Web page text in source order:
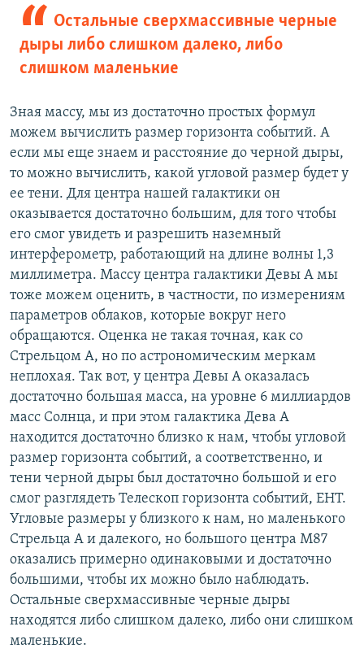
Остальные сверхмассивные черные
дыры либо слишком далеко, либо
слишком маленькие
Зная массу, мы из достаточно простых формул
можем вычислить размер горизонта событий. А
если мы еще знаем и расстояние до черной дыры,
то можно вычислить, какой угловой размер будет у
ее тени. Для центра нашей галактики он
оказывается достаточно большим, для того чтобы
его смог увидеть и разрешить наземный
интерферометр, работающий на длине волны 1,3
миллиметра. Массу центра галактики Девы А мы
тоже можем оценить, в частности, по измерениям
параметров облаков, которые вокруг него
обращаются. Оценка не такая точная, как со
Стрельцом А, но по астрономическим меркам
неплохая. Так вот, у центра Девы А оказалась
достаточно большая масса, на уровне 6 миллиардов
масс Солнца, и при этом галактика Дева А
находится достаточно близко к нам, чтобы угловой
размер горизонта событий, а соответственно, и
тени черной дыры был достаточно большой и его
смог разглядеть Телескоп горизонта событий, EHT.
Угловые размеры у близкого к нам, но маленького
Стрельца А и далекого, но большого центра M87
оказались примерно одинаковыми и достаточно
большими, чтобы их можно было наблюдать.
Остальные сверхмассивные черные дыры
находятся либо слишком далеко, либо они слишком
маленькие.